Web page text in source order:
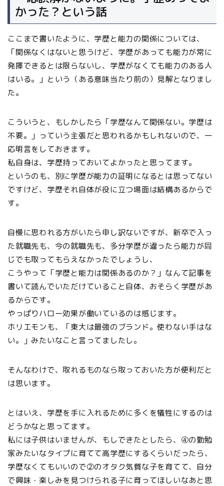
かった？という話
ここまで書いたように、学歴と能力の関係については、
「関係なくはないと思うけど、学歴があっても能力が常に
発揮できるとは限らないし、学歴がなくても能力のある人
はいる。」という（ある意味当たり前の）見解となりまし
た。
こういうと、もしかしたら「学歴なんて関係ない。学歴は
不要。」っていう主張だと思われるかもしれないので、一
応明言をしておきます。
私自身は、学歴持っておいてよかったと思ってます。
というのも、別に学歴が能力の証明になるとは思ってない
ですけど、学歴それ自体が役に立つ場面は結構あるからで
す。
自慢に思われる方がいたら申し訳ないですが、新卒で入っ
た就職先も、今の就職先も、多分学歴が違ったら能力が同
じでも取ってもらえなかったでしょうし、
こうやって「学歴と能力は関係あるのか？」なんて記事を
書いて読んでいただけていること自体、おそらく学歴があ
るからです。
やっぱりハロー効果が働いているのは感じます。
ホリエモンも、「東大は最強のブランド。使わない手はな
い。」みたいなこと言ってましたし。
そんなわけで、取れるものなら取っておいた方が便利だと
は思います。
とはいえ、学歴を手に入れるために多くを犠牲にするのは
どうかなと思ってます。
私には子供はいませんが、もしできたとしたら、④の勤勉
家みたいなタイプに育てて高学歴にするくらいだったら、
学歴なくてもいいので②のオタク気質な子を育てて、自分
で興味・楽しみを見つけられる子に育ってほしいなあと思